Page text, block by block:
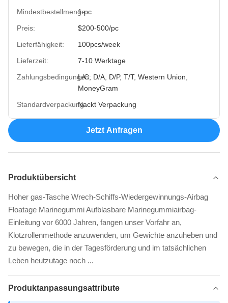
Mindestbestellmenge:
1 pc
Preis:
$200-500/pc
Lieferfähigkeit:
100pcs/week
Lieferzeit:
7-10 Werktage
Zahlungsbedingungen:L/C, D/A, D/P, T/T, Western Union,
MoneyGram
Standardverpackung:Nackt Verpackung
Jetzt Anfragen
Produktübersicht
Hoher gas-Tasche Wrech-Schiffs-Wiedergewinnungs-Airbag
Floatage Marinegummi Aufblasbare Marinegummiairbag-
Einleitung vor 6000 Jahren, fangen unser Vorfahr an,
Klotzrollenmethode anzuwenden, um Gewichte anzuheben und
zu bewegen, die in der Tagesförderung und im tatsächlichen
Leben heutzutage noch ...
Produktanpassungsattribute